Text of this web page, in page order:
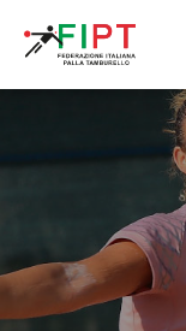
HOME
LA FIPT
LA FEDERAZIONE
LA STORIA